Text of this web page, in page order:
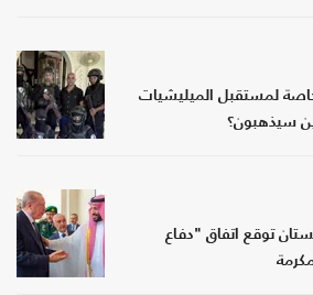
لمستقبل الميليشيات
سيذهبون؟
توقع اتفاق "دفاع